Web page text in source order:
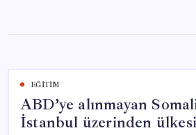
content
EĞITIM
ABD’ye alınmayan
İstanbul üzerinden